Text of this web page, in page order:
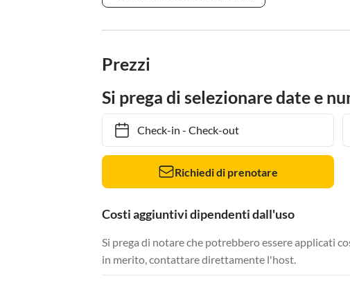
Prezzi
Si prega di selezionare date e
Check-in- Check-out
Richiedi di prenotare
Costi aggiuntivi dipendenti dall'uso
Si prega di notare che potrebbero essere applicati
in merito, contattare direttamente l'host.